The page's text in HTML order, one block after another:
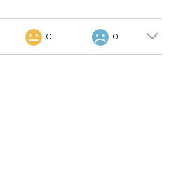
0 0